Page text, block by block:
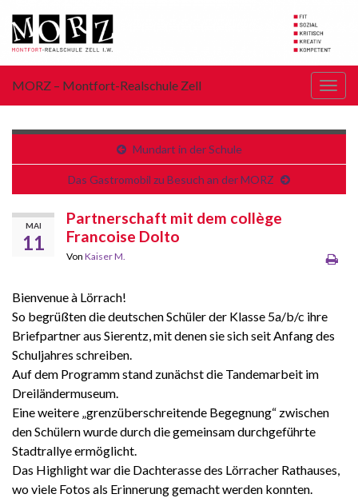
MORZ – Montfort-Realschule Zell
Mundart in der Schule
Das Gastromobil zu Besuch an der MORZ
MAI
11
Partnerschaft mit dem collège
Francoise Dolto
Von Kaiser M.
Bienvenue à Lörrach!
So begrüßten die deutschen Schüler der Klasse 5a/b/c ihre
Briefpartner aus Sierentz, mit denen sie sich seit Anfang des
Schuljahres schreiben.
Auf dem Programm stand zunächst die Tandemarbeit im
Dreiländermuseum.
Eine weitere „grenzüberschreitende Begegnung“ zwischen
den Schülern wurde durch die gemeinsam durchgeführte
Stadtrallye ermöglicht.
Das Highlight war die Dachterasse des Lörracher Rathauses,
wo viele Fotos als Erinnerung gemacht werden konnten.